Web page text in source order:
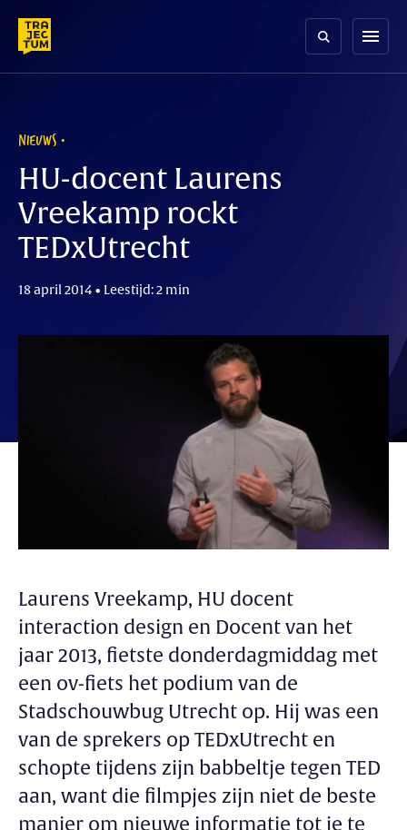
content
menu
NIEUWS
HU-docent Laurens
Vreekamp rockt
TEDxUtrecht
18 april 2014 • Leestijd: 2 min
Laurens Vreekamp, HU docent
interaction design en Docent van het
jaar 2013, fietste donderdagmiddag met
een ov-fiets het podium van de
Stadschouwbug Utrecht op. Hij was een
van de sprekers op TEDxUtrecht en
schopte tijdens zijn babbeltje tegen TED
aan, want die filmpjes zijn niet de beste
manier om nieuwe informatie tot je te